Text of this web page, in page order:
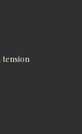
tension